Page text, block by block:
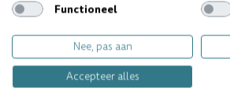
Functioneel
Nee, pas aan
Accepteer alles